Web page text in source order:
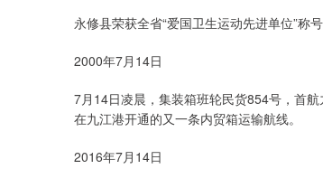
永修县荣获全省“爱国卫生运动先进单位”称
2000年7月14日
7月14日凌晨，集装箱班轮民货854号，首
在九江港开通的又一条内贸箱运输航线。
2016年7月14日